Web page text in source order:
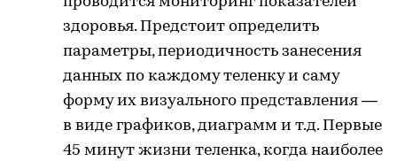
здоровья. Предстоит определить
параметры, периодичность занесения
данных по каждому теленку и саму
форму их визуального представления —
в виде графиков, диаграмм и т.д. Первые
45 минут жизни теленка, когда наиболее